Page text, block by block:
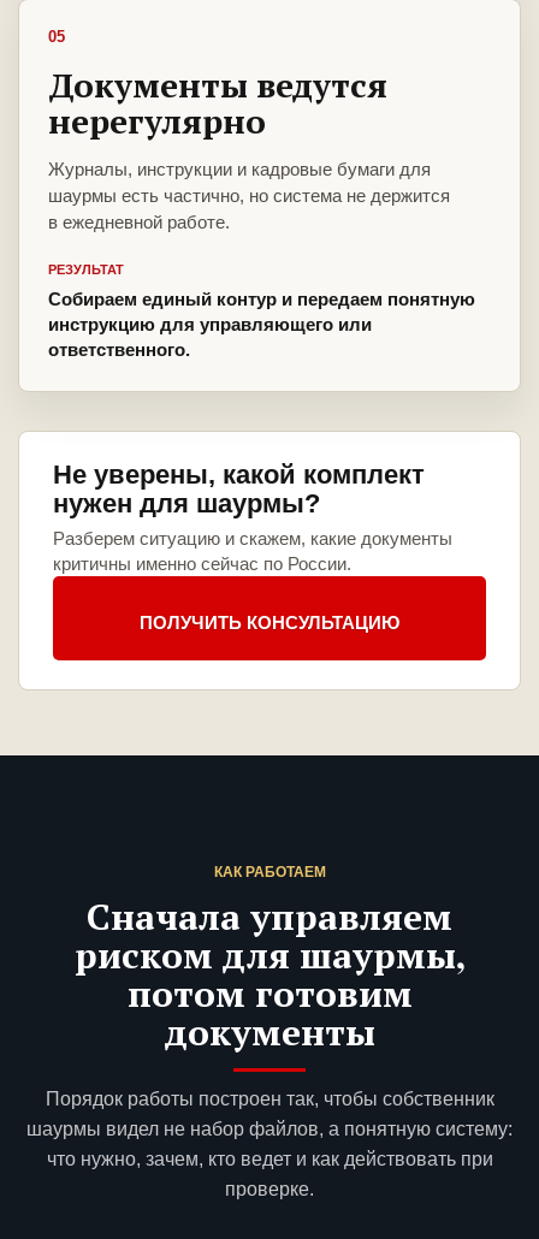
05
Документы ведутся
нерегулярно
Журналы, инструкции и кадровые бумаги для
шаурмы есть частично, но система не держится
в ежедневной работе.
РЕЗУЛЬТАТ
Собираем единый контур и передаем понятную
инструкцию для управляющего или
ответственного.
Не уверены, какой комплект
нужен для шаурмы?
Разберем ситуацию и скажем, какие документы
критичны именно сейчас по России.
ПОЛУЧИТЬ КОНСУЛЬТАЦИЮ
КАК РАБОТАЕМ
Сначала управляем
риском для шаурмы,
потом готовим
документы
Порядок работы построен так, чтобы собственник
шаурмы видел не набор файлов, а понятную систему:
что нужно, зачем, кто ведет и как действовать при
проверке.